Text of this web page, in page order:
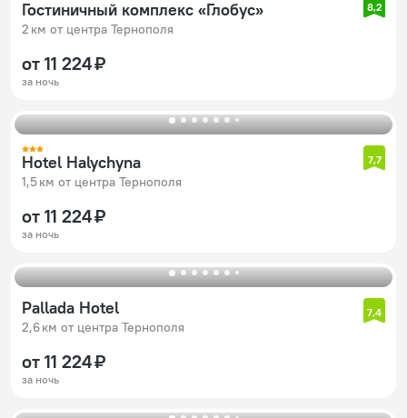
Гостиничный комплекс «Глобус»
2 км от центра Тернополя
8,2
от 11 224 ₽
за ночь
Hotel Halychyna
1,5 км от центра Тернополя
7,7
от 11 224 ₽
за ночь
Pallada Hotel
2,6 км от центра Тернополя
7,4
от 11 224 ₽
за ночь